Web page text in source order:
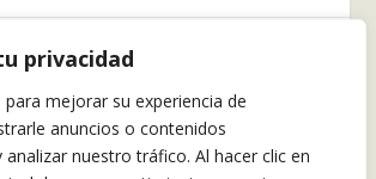
privacidad
mejorar su experiencia de
anuncios o contenidos
nuestro tráfico. Al hacer clic en